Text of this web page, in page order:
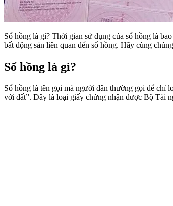
Sổ hồng là gì? Thời gian sử dụng của sổ hồng là
bất động sản liên quan đến sổ hồng. Hãy cùng
Sổ hồng là gì?
Sổ hồng là tên gọi mà người dân thường gọi để chỉ
với đất”. Đây là loại giấy chứng nhận được Bộ Tài